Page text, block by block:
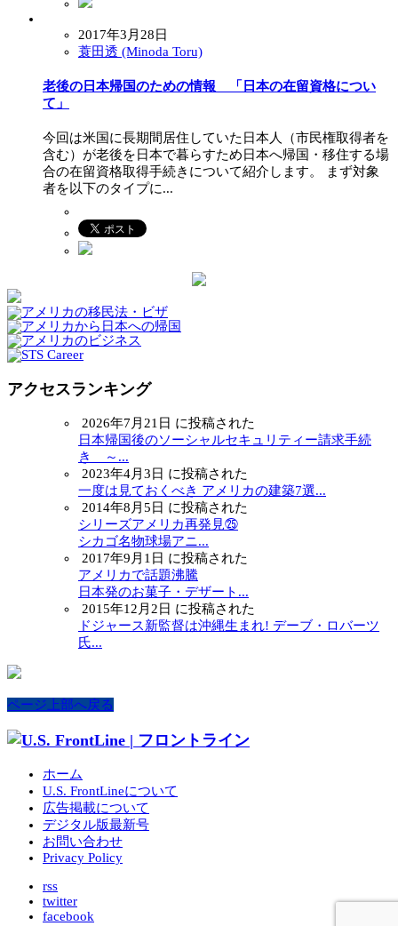
2017年3月28日
蓑田透 (Minoda Toru)
老後の日本帰国のための情報 「日本の在留資格につい
て」
今回は米国に長期間居住していた日本人（市民権取得者を
含む）が老後を日本で暮らすため日本へ帰国・移住する場
合の在留資格取得手続きについて紹介します。 まず対象
者を以下のタイプに...
アクセスランキング
2026年7月21日 に投稿された
日本帰国後のソーシャルセキュリティー請求手続
き ～...
2023年4月3日 に投稿された
一度は見ておくべき アメリカの建築7選...
2014年8月5日 に投稿された
シリーズアメリカ再発見㉕
シカゴ名物球場アニ...
2017年9月1日 に投稿された
アメリカで話題沸騰
日本発のお菓子・デザート...
2015年12月2日 に投稿された
ドジャース新監督は沖縄生まれ! デーブ・ロバーツ
氏...
ページ上部へ戻る
ホーム
U.S. FrontLineについて
広告掲載について
デジタル版最新号
お問い合わせ
Privacy Policy
rss
twitter
facebook